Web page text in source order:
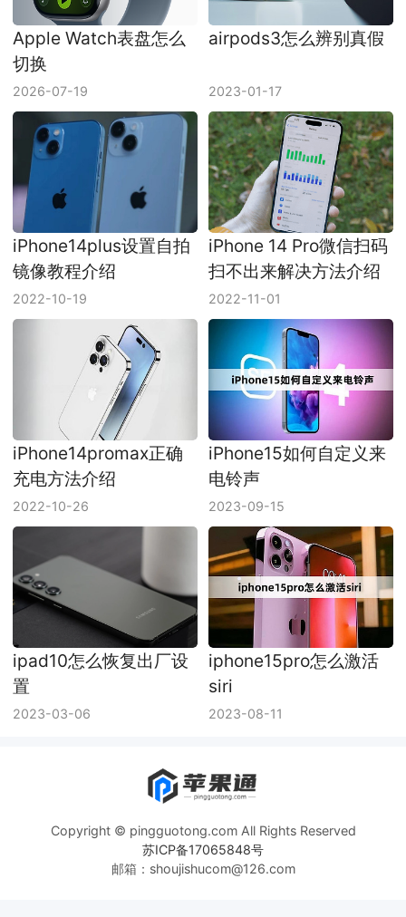
Apple Watch表盘怎么
切换
2026-07-19
airpods3怎么辨别真假
2023-01-17
iPhone14plus设置自拍
镜像教程介绍
2022-10-19
iPhone 14 Pro微信扫码
扫不出来解决方法介绍
2022-11-01
iPhone14promax正确
充电方法介绍
2022-10-26
iPhone15如何自定义来
电铃声
2023-09-15
ipad10怎么恢复出厂设
置
2023-03-06
iphone15pro怎么激活
siri
2023-08-11
Copyright © pingguotong.com All Rights Reserved
苏ICP备17065848号
邮箱：shoujishucom@126.com